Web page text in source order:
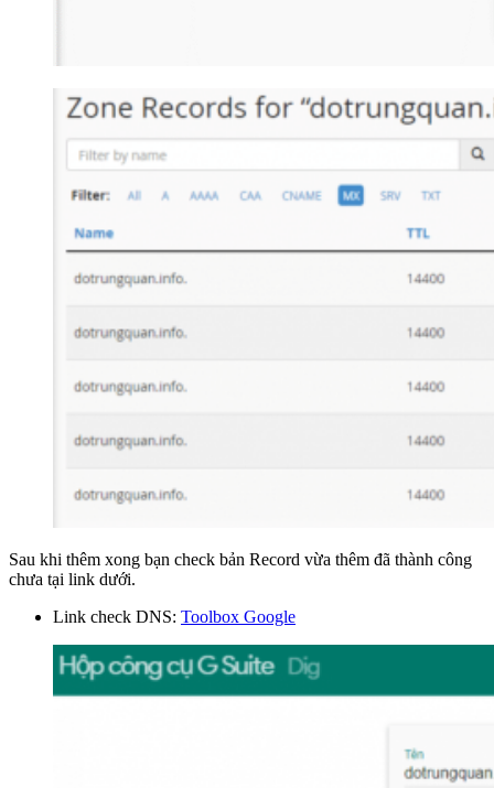
Sau khi thêm xong bạn check bản Record vừa thêm đã thành công
chưa tại link dưới.
Link check DNS: Toolbox Google